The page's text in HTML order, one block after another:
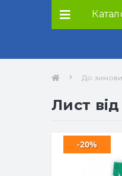
До
Лист
-20%